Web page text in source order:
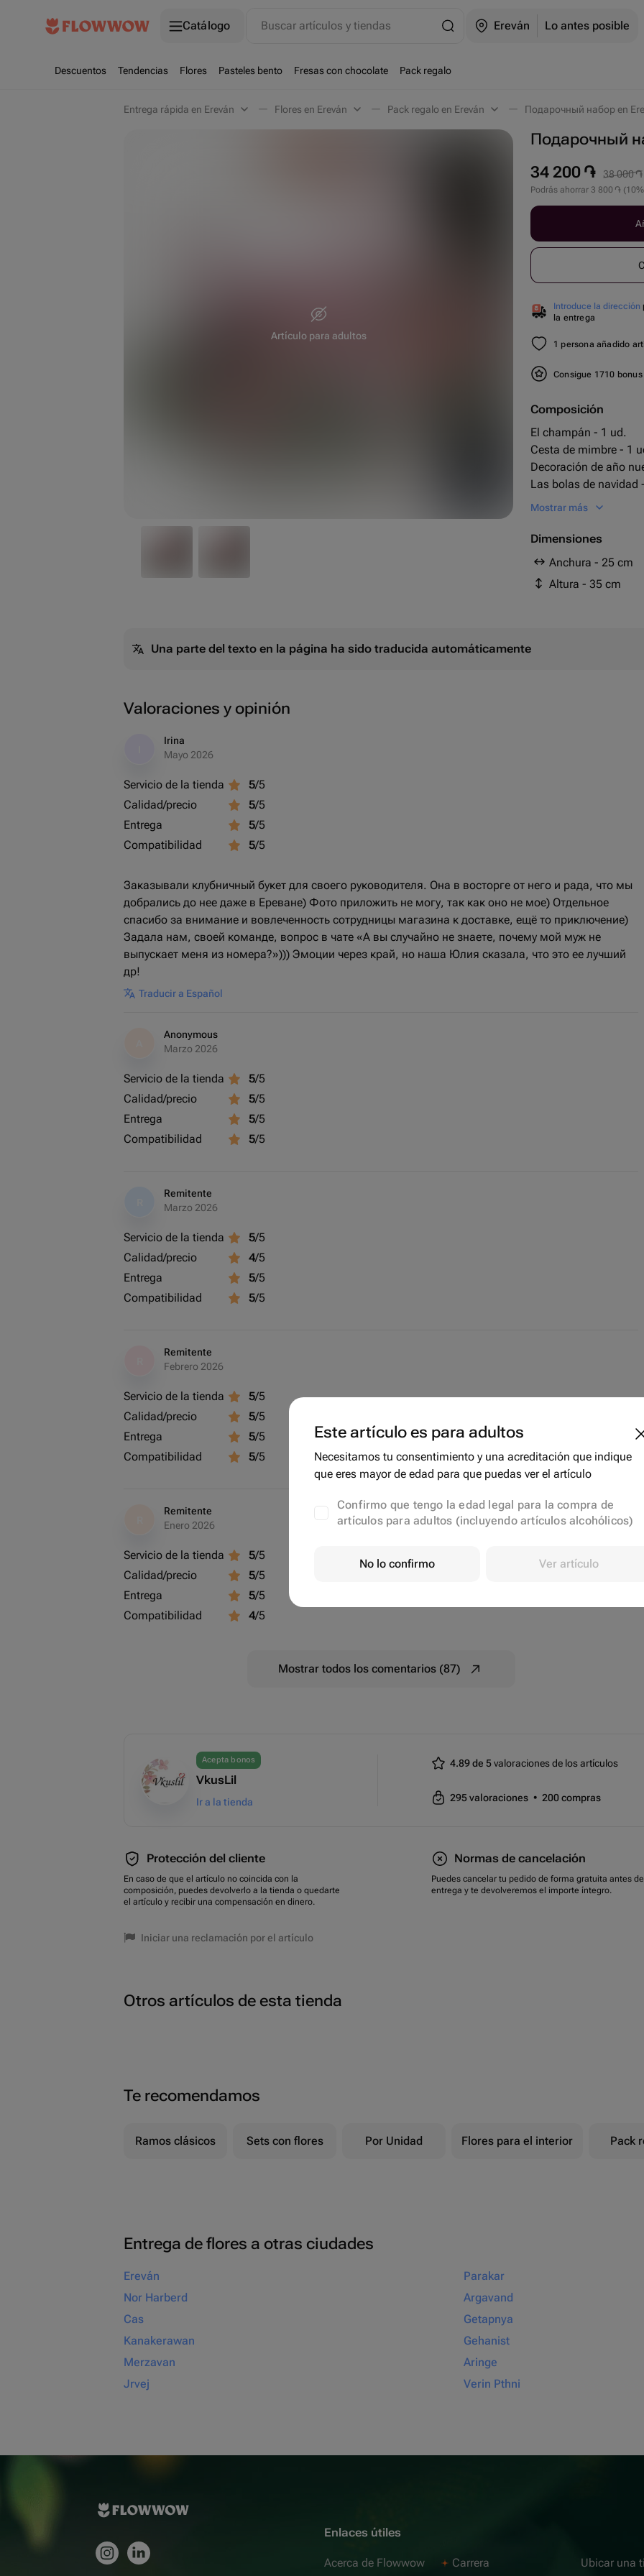
Catálogo Buscar artículos y tiendas Ereván Lo antes posible
Descuentos Tendencias Flores Pasteles bento Fresas con chocolate Pack regalo
Entrega rápida en Ereván Flores en Ereván Pack regalo en Ereván Подарочный набор en
Подарочный
34 200 ֏ 38 000֏
Podrás ahorrar 3 800 ֏ (10%
Introduce la dirección
la entrega
1 persona añadido
Consigue 1710 bonus
Composición
El champán - 1 ud.
Cesta de mimbre - 1
Decoración de año
Las bolas de navidad
Las ramas - 5 ud.
choco pie - 1 ud.
Mostrar más
Dimensiones
Anchura - 25 cm
Altura - 35 cm
Artículo para adultos
Una parte del texto en la página ha sido traducida automáticamente
Valoraciones y opinión
Irina
Mayo 2026
Servicio de la tienda 5/5
Calidad/precio
5/5
Entrega
5/5
Compatibilidad
5/5
Заказывали клубничный букет для своего руководителя. Она в восторге от него и рада, что мы
добрались до нее даже в Ереване) Фото приложить не могу, так как оно не мое) Отдельное
спасибо за внимание и вовлеченность сотрудницы магазина к доставке, ещё то приключение)
Задала нам, своей команде, вопрос в чате «А вы случайно не знаете, почему мой муж не
выпускает меня из номера?»))) Эмоции через край, но наша Юлия сказала, что это ее лучший
др!
Traducir a Español
Anonymous
Marzo 2026
Servicio de la tienda 5/5
Calidad/precio
5/5
Entrega
5/5
Compatibilidad
5/5
Remitente
Marzo 2026
Servicio de la tienda 5/5
Calidad/precio
4/5
Entrega
5/5
Compatibilidad
5/5
Remitente
Febrero 2026
Servicio de la tienda 5/5
Calidad/precio
5/5
Entrega
5/5
Compatibilidad
5/5
Remitente
Enero 2026
Servicio de la tienda 5/5
Calidad/precio
5/5
Entrega
5/5
Compatibilidad
4/5
Mostrar todos los comentarios (87)
Acepta bonos
VkusLil
Ir a la tienda
4.89 de 5valoraciones de los artículos
295valoraciones • 200compras
Protección del cliente
En caso de que el artículo no coincida con la
composición, puedes devolverlo a la tienda o quedarte
el artículo y recibir una compensación en dinero.
Normas de cancelación
Puedes cancelar tu pedido de forma gratuita antes
entrega y te devolveremos el importe íntegro.
Iniciar una reclamación por el artículo
Otros artículos de esta tienda
Te recomendamos
Ramos clásicos Sets con flores Por Unidad Flores para el interior Pack
Entrega de flores a otras ciudades
Ereván
Nor Harberd
Cas
Kanakerawan
Merzavan
Jrvej
Parakar
Argavand
Getapnya
Gehanist
Aringe
Verin Pthni
Enlaces útiles
Acerca de Flowwow Carrera Ubicar una
Este artículo es para adultos
Necesitamos tu consentimiento y una acreditación que indique
que eres mayor de edad para que puedas ver el artículo
Confirmo que tengo la edad legal para la compra de
artículos para adultos (incluyendo artículos alcohólicos)
No lo confirmo Ver artículo